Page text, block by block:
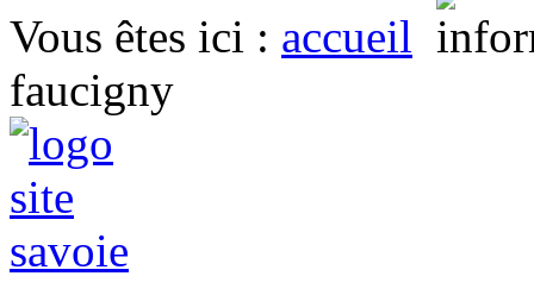
Vous êtes ici : accueil
faucigny